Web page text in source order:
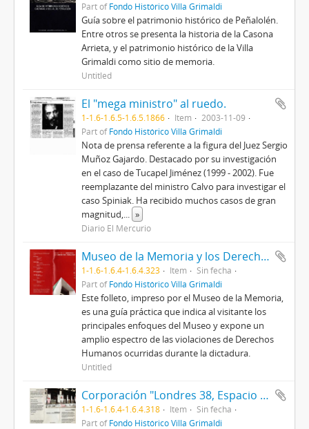
Part ofFondo Histórico Villa Grimaldi
Guía sobre el patrimonio histórico de Peñalolén.
Entre otros se presenta la historia de la Casona
Arrieta, y el patrimonio histórico de la Villa
Grimaldi como sitio de memoria.
Untitled
El "mega ministro" al ruedo.
1-1.6-1.6.5-1.6.5.1866 Item
2003-11-09
Part ofFondo Histórico Villa Grimaldi
Nota de prensa referente a la figura del Juez Sergio
Muñoz Gajardo. Destacado por su investigación
en el caso de Tucapel Jiménez (1999 - 2002). Fue
reemplazante del ministro Calvo para investigar el
caso Spiniak. Ha recibido muchos casos de gran
magnitud,... »
Diario El Mercurio
Museo de la Memoria y los Derechos Humanos. Guía del visitante
1-1.6-1.6.4-1.6.4.323 Item
Sin fecha
Part ofFondo Histórico Villa Grimaldi
Este folleto, impreso por el Museo de la Memoria,
es una guía práctica que indica al visitante los
principales enfoques del Museo y expone un
amplio espectro de las violaciones de Derechos
Humanos ocurridas durante la dictadura.
Untitled
Corporación "Londres 38, Espacio de Memorias"
1-1.6-1.6.4-1.6.4.318 Item
Sin fecha
Part ofFondo Histórico Villa Grimaldi